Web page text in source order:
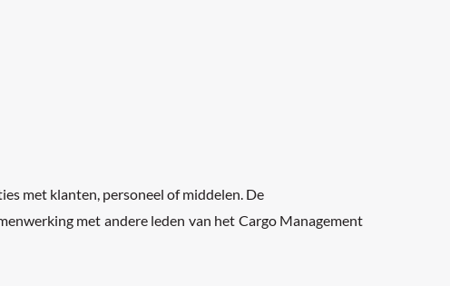
met klanten, personeel of middelen. De
met andere leden van het Cargo Management